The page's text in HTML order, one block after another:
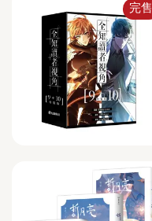
完售